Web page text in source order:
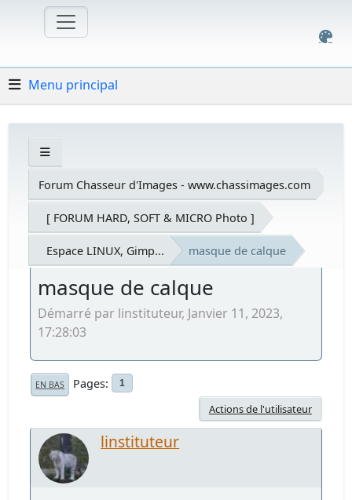
Menu principal
Forum Chasseur d'Images - www.chassimages.com
[ FORUM HARD, SOFT & MICRO Photo ]
Espace LINUX, Gimp... masque de calque
masque de calque
Démarré par linstituteur, Janvier 11, 2023,
17:28:03
EN BAS Pages 1
Actions de l'utilisateur
linstituteur